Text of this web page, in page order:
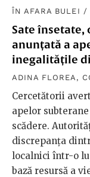
ÎN AFARA BULEI /
Sate însetate,
anunțată a
inegalitățile
ADINA FLOREA ,
Cercetătorii
apelor
scădere.
discrepanța
localnici într-o
bază resursă a